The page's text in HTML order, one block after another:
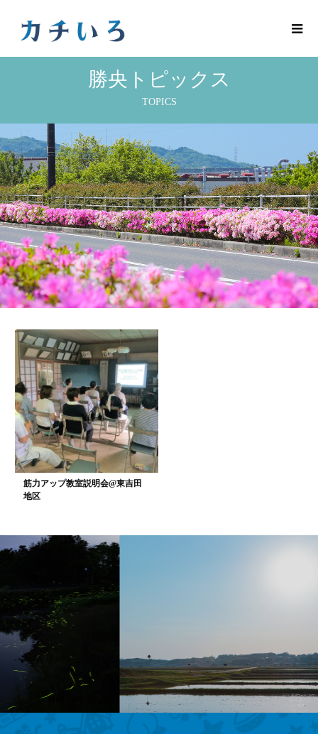
勝央トピックス
TOPICS
筋力アップ教室説明会@東吉田
地区